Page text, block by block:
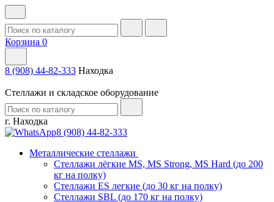
Корзина 0
8 (908) 44-82-333 Находка
Стеллажи и складское оборудование
г. Находка
8 (908) 44-82-333
Металлические стеллажи
Стеллажи лёгкие MS, MS Strong, MS Hard (до 200
кг на полку)
Стеллажи ES легкие (до 30 кг на полку)
Стеллажи SBL (до 170 кг на полку)